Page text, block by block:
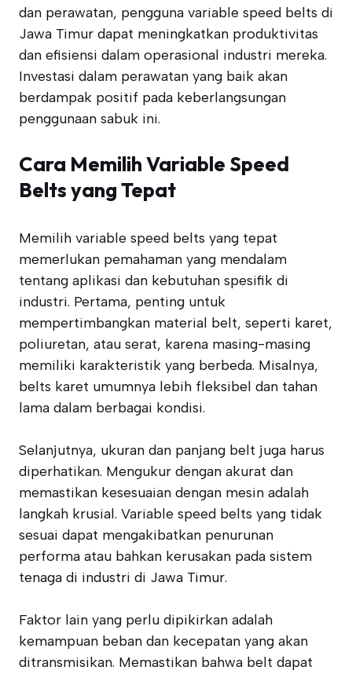
dan perawatan, pengguna variable speed belts di
Jawa Timur dapat meningkatkan produktivitas
dan efisiensi dalam operasional industri mereka.
Investasi dalam perawatan yang baik akan
berdampak positif pada keberlangsungan
penggunaan sabuk ini.
Cara Memilih Variable Speed
Belts yang Tepat
Memilih variable speed belts yang tepat
memerlukan pemahaman yang mendalam
tentang aplikasi dan kebutuhan spesifik di
industri. Pertama, penting untuk
mempertimbangkan material belt, seperti karet,
poliuretan, atau serat, karena masing-masing
memiliki karakteristik yang berbeda. Misalnya,
belts karet umumnya lebih fleksibel dan tahan
lama dalam berbagai kondisi.
Selanjutnya, ukuran dan panjang belt juga harus
diperhatikan. Mengukur dengan akurat dan
memastikan kesesuaian dengan mesin adalah
langkah krusial. Variable speed belts yang tidak
sesuai dapat mengakibatkan penurunan
performa atau bahkan kerusakan pada sistem
tenaga di industri di Jawa Timur.
Faktor lain yang perlu dipikirkan adalah
kemampuan beban dan kecepatan yang akan
ditransmisikan. Memastikan bahwa belt dapat